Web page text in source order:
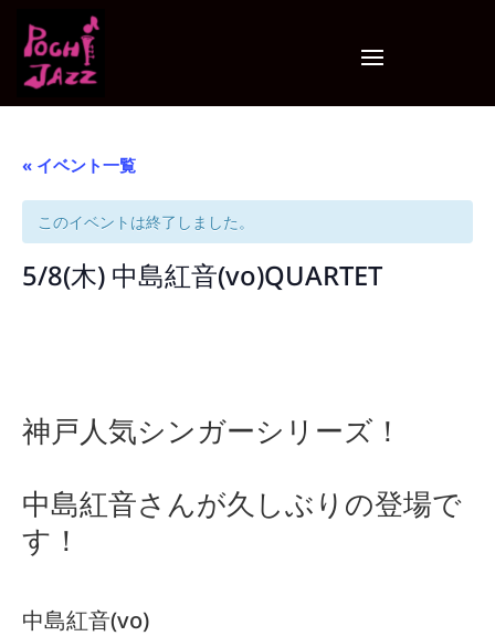
« イベント一覧
このイベントは終了しました。
5/8(木) 中島紅音(vo)QUARTET
神戸人気シンガーシリーズ！
中島紅音さんが久しぶりの登場で
す！
中島紅音(vo)